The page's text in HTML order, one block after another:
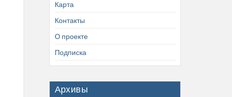
Карта
Контакты
О проекте
Подписка
Архивы